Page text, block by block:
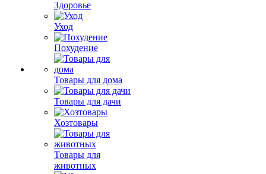
Здоровье
Уход
Похудение
Товары для дома
Товары для дачи
Хозтовары
Товары для
животных